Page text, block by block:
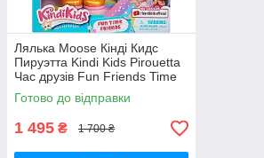
Лялька Moose Кінді Кидс
Пируэтта Kindi Kids Pirouetta
Час друзів Fun Friends Time
50060 MyDoll.com.ua
Готово до відправки
1 495 ₴ 1 700 ₴